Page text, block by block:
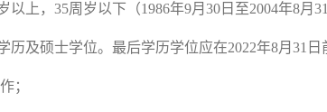
以上，35周岁以下（1986年9月30日至2004年8月
历及硕士学位。最后学历学位应在2022年8月31
；